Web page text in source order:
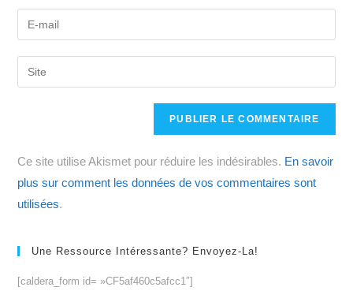
name
comment
Enter
your
email
address
Saisir
l’URL
(facultatif)
Ce site utilise Akismet pour réduire les indésirables. En savoir
plus sur comment les données de vos commentaires sont
utilisées.
Une Ressource Intéressante? Envoyez-La!
[caldera_form id= »CF5af460c5afcc1″]